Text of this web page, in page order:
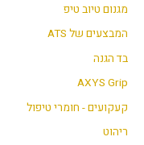
מגנום טיוב טיפ
המבצעים של ATS
בד הגנה
AXYS Grip
קעקועים - חומרי טיפול
ריהוט